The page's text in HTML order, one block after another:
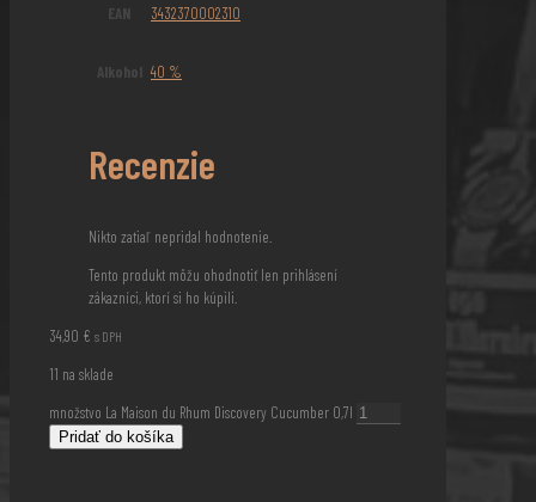
EAN 3432370002310
Alkohol 40 %
Recenzie
Nikto zatiaľ nepridal hodnotenie.
Tento produkt môžu ohodnotiť len prihlásení
zákazníci, ktorí si ho kúpili.
34,90 € s DPH
11 na sklade
množstvo La Maison du Rhum Discovery Cucumber 0,7l
Pridať do košíka